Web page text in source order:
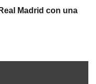
Madrid con una